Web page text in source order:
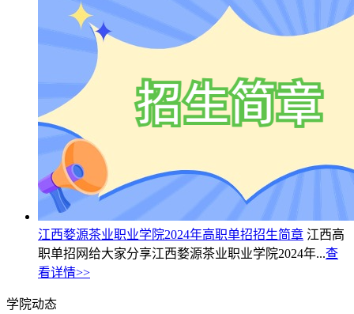
江西婺源茶业职业学院2024年高职单招招生简章 江西高
职单招网给大家分享江西婺源茶业职业学院2024年...查
看详情>>
学院动态